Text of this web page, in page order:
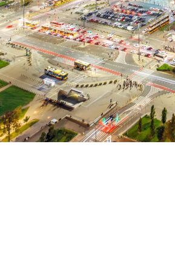
Copyright ©RentPlanet •
Listener Eventów Zoho